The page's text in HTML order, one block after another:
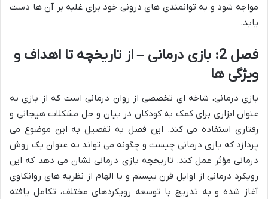
مواجه شود و به توانمندی های درونی خود برای غلبه بر آن ها دست
یابد.
فصل 2: بازی درمانی – از تاریخچه تا اهداف و
ویژگی ها
بازی درمانی، شاخه ای تخصصی از روان درمانی است که از بازی به
عنوان ابزاری برای کمک به کودکان در بیان و حل مشکلات هیجانی و
رفتاری استفاده می کند. این فصل به تفصیل به این موضوع می
پردازد که بازی درمانی چیست و چگونه می تواند به عنوان یک روش
درمانی مؤثر عمل کند. تاریخچه بازی درمانی نشان می دهد که این
رویکرد درمانی از اوایل قرن بیستم و با الهام از نظریه های روانکاوی
آغاز شده و به تدریج با توسعه رویکردهای مختلف، تکامل یافته